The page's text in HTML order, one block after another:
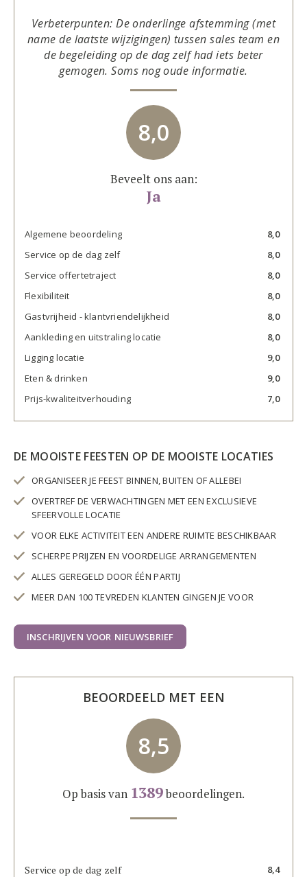
Verbeterpunten: De onderlinge afstemming (met
name de laatste wijzigingen) tussen sales team en
de begeleiding op de dag zelf had iets beter
gemogen. Soms nog oude informatie.
8,0
Beveelt ons aan:
Ja
Algemene beoordeling
8,0
Service op de dag zelf
8,0
Service offertetraject
8,0
Flexibiliteit
8,0
Gastvrijheid - klantvriendelijkheid
8,0
Aankleding en uitstraling locatie
8,0
Ligging locatie
9,0
Eten & drinken
9,0
Prijs-kwaliteitverhouding
7,0
DE MOOISTE FEESTEN OP DE MOOISTE LOCATIES
ORGANISEER JE FEEST BINNEN, BUITEN OF ALLEBEI
OVERTREF DE VERWACHTINGEN MET EEN EXCLUSIEVE
SFEERVOLLE LOCATIE
VOOR ELKE ACTIVITEIT EEN ANDERE RUIMTE BESCHIKBAAR
SCHERPE PRIJZEN EN VOORDELIGE ARRANGEMENTEN
ALLES GEREGELD DOOR ÉÉN PARTIJ
MEER DAN 100 TEVREDEN KLANTEN GINGEN JE VOOR
INSCHRIJVEN VOOR NIEUWSBRIEF
BEOORDEELD MET EEN
8,5
Op basis van 1389beoordelingen.
Service op de dag zelf 8,4